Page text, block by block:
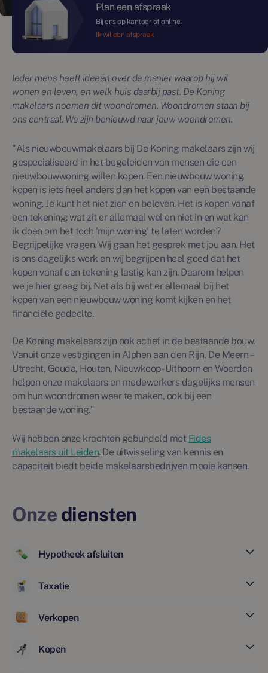
Plan een afspraak
Bij ons op kantoor of online!
Ik wil een afspraak
Ieder mens heeft ideeën over de manier waarop hij wil
wonen en leven, en welk huis daarbij past. De Koning
makelaars noemen dit woondromen. Woondromen staan bij
ons centraal. We zijn benieuwd naar jouw woondromen.
"Als nieuwbouwmakelaars bij De Koning makelaars zijn wij
gespecialiseerd in het begeleiden van mensen die een
nieuwbouwwoning willen kopen. Een nieuwbouw woning
kopen is iets heel anders dan het kopen van een bestaande
woning. Je kunt het niet zien en beleven. Het is kopen vanaf
een tekening: wat zit er allemaal wel en niet in en wat kan
ik doen om het toch 'mijn woning' te laten worden?
Begrijpelijke vragen. Wij gaan het gesprek met jou aan. Het
is ons dagelijks werk en wij begrijpen heel goed dat het
kopen vanaf een tekening lastig kan zijn. Daarom helpen
we je hier graag bij. Net als bij wat er allemaal bij het
kopen van een nieuwbouw woning komt kijken en het
financiële gedeelte.
De Koning makelaars zijn ook actief in de bestaande bouw.
Vanuit onze vestigingen in Alphen aan den Rijn, De Meern –
Utrecht, Gouda, Houten, Nieuwkoop - Uithoorn en Woerden
helpen onze makelaars en medewerkers dagelijks mensen
om hun woondromen waar te maken, ook bij een
bestaande woning."
Wij hebben onze krachten gebundeld met Fides
makelaars uit Leiden. De uitwisseling van kennis en
capaciteit biedt beide makelaarsbedrijven mooie kansen.
Onze diensten
Hypotheek afsluiten
Taxatie
Verkopen
Kopen